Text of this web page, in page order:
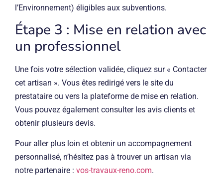
l’Environnement) éligibles aux subventions.
Étape 3 : Mise en relation avec
un professionnel
Une fois votre sélection validée, cliquez sur « Contacter
cet artisan ». Vous êtes redirigé vers le site du
prestataire ou vers la plateforme de mise en relation.
Vous pouvez également consulter les avis clients et
obtenir plusieurs devis.
Pour aller plus loin et obtenir un accompagnement
personnalisé, n’hésitez pas à trouver un artisan via
notre partenaire : vos-travaux-reno.com.